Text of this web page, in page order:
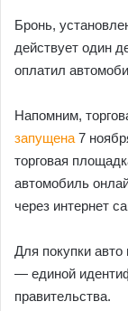
Бронь,
действует один
оплатил
Напомним,
запущена 7
торговая
автомобиль
через интернет
Для покупки авто
— единой
правительства.